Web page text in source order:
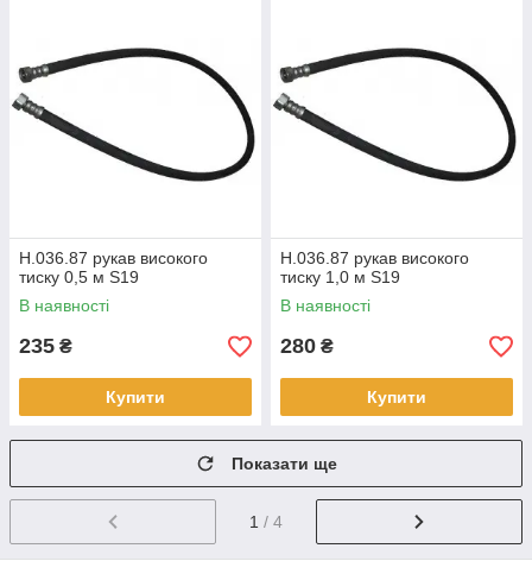
Н.036.87 рукав високого
тиску 0,5 м S19
В наявності
235 ₴
Купити
Н.036.87 рукав високого
тиску 1,0 м S19
В наявності
280 ₴
Купити
Показати ще
1 / 4